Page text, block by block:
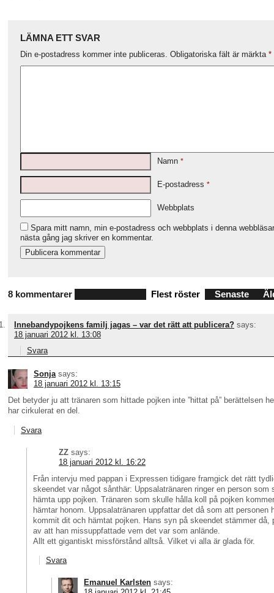
LÄMNA ETT SVAR
Din e-postadress kommer inte publiceras. Obligatoriska fält är märkta *
Namn *
E-postadress *
Webbplats
Spara mitt namn, min e-postadress och webbplats i denna
nästa gång jag skriver en kommentar.
8 kommentarer Flest röster Senaste
Innebandypojkens familj jagas – var det rätt att publicera? says:
18 januari 2012 kl. 13:08
Svara
Sonja says:
18 januari 2012 kl. 13:15
Det betyder ju att tränaren som hittade pojken inte ”hittat på” berättelsen
har cirkulerat en del.
Svara
ZZ says:
18 januari 2012 kl. 16:22
Från intervju med pappan i Expressen tidigare framgick det rätt
skeendet var något sånthär: Uppsalatränaren ringer en person som
hämta upp pojken. Tränaren som skulle hålla koll på pojken
hämtar honom. Uppsalatränaren uppfattar det då som att personen
kommit dit och hämtat pojken. Hans syn på skeendet stämmer då,
av att han missuppfattade vem det var som anlände.
Allt ett gigantiskt missförstånd alltså. Vilket vi alla är glada för.
Svara
Emanuel Karlsten says: